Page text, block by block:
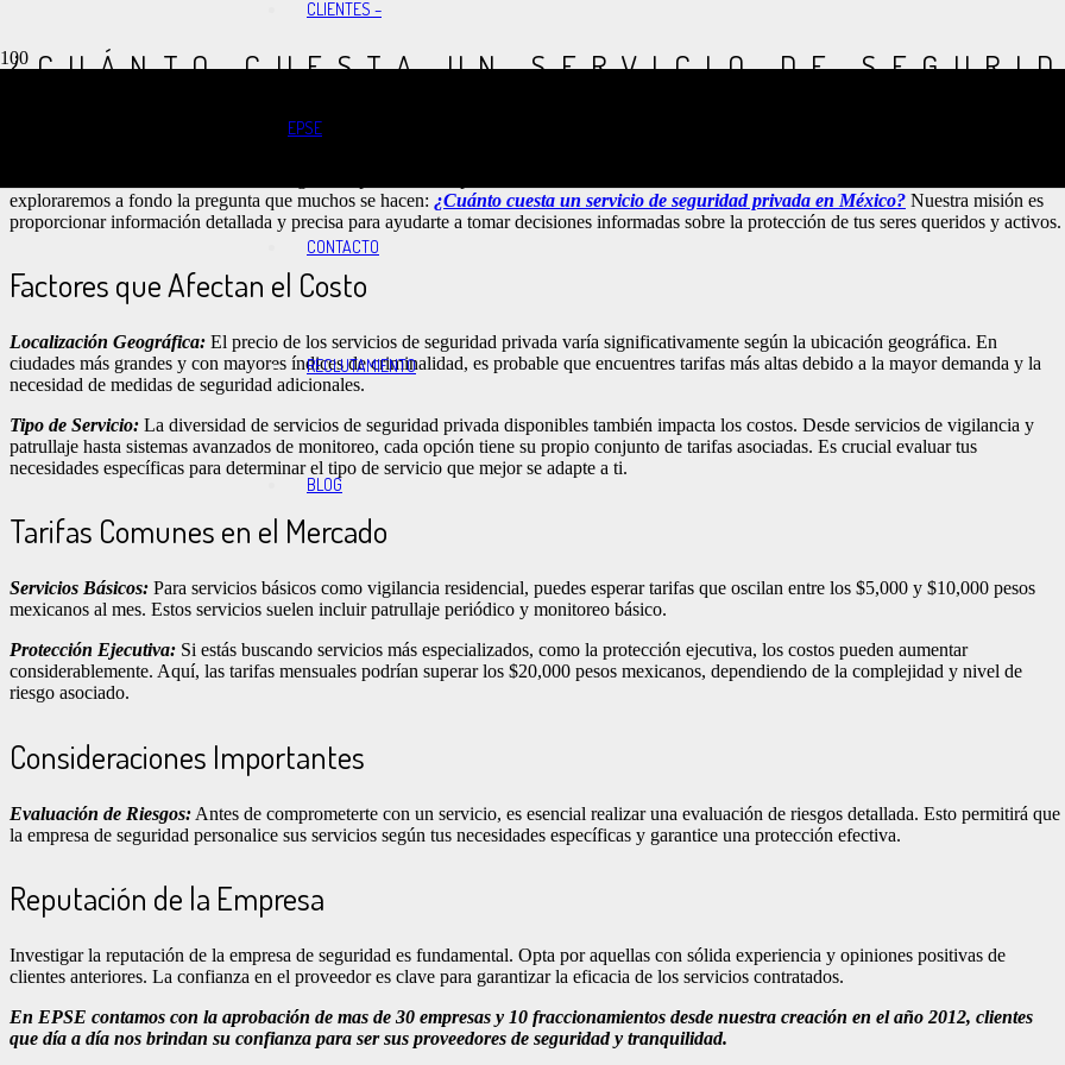
CLIENTES –
EPSE
CONTACTO
RECLUTAMIENTO
BLOG
¿CUÁNTO CUESTA UN SERVICIO DE
exploraremos a fondo la pregunta que muchos se hacen: ¿Cuánto cuesta un servicio de seguridad privada en México? Nuestra misión es
proporcionar información detallada y precisa para ayudarte a tomar decisiones informadas sobre la protección de tus seres queridos y activos.
Factores que Afectan el Costo
Localización Geográfica: El precio de los servicios de seguridad privada varía significativamente según la ubicación geográfica. En
ciudades más grandes y con mayores índices de criminalidad, es probable que encuentres tarifas más altas debido a la mayor demanda y la
necesidad de medidas de seguridad adicionales.
Tipo de Servicio: La diversidad de servicios de seguridad privada disponibles también impacta los costos. Desde servicios de vigilancia y
patrullaje hasta sistemas avanzados de monitoreo, cada opción tiene su propio conjunto de tarifas asociadas. Es crucial evaluar tus
necesidades específicas para determinar el tipo de servicio que mejor se adapte a ti.
Tarifas Comunes en el Mercado
Servicios Básicos: Para servicios básicos como vigilancia residencial, puedes esperar tarifas que oscilan entre los $5,000 y $10,000 pesos
mexicanos al mes. Estos servicios suelen incluir patrullaje periódico y monitoreo básico.
Protección Ejecutiva: Si estás buscando servicios más especializados, como la protección ejecutiva, los costos pueden aumentar
considerablemente. Aquí, las tarifas mensuales podrían superar los $20,000 pesos mexicanos, dependiendo de la complejidad y nivel de
riesgo asociado.
Consideraciones Importantes
Evaluación de Riesgos: Antes de comprometerte con un servicio, es esencial realizar una evaluación de riesgos detallada. Esto permitirá que
la empresa de seguridad personalice sus servicios según tus necesidades específicas y garantice una protección efectiva.
Reputación de la Empresa
Investigar la reputación de la empresa de seguridad es fundamental. Opta por aquellas con sólida experiencia y opiniones positivas de
clientes anteriores. La confianza en el proveedor es clave para garantizar la eficacia de los servicios contratados.
En EPSE contamos con la aprobación de mas de 30 empresas y 10 fraccionamientos desde nuestra creación en el año 2012, clientes
que día a día nos brindan su confianza para ser sus proveedores de seguridad y tranquilidad.